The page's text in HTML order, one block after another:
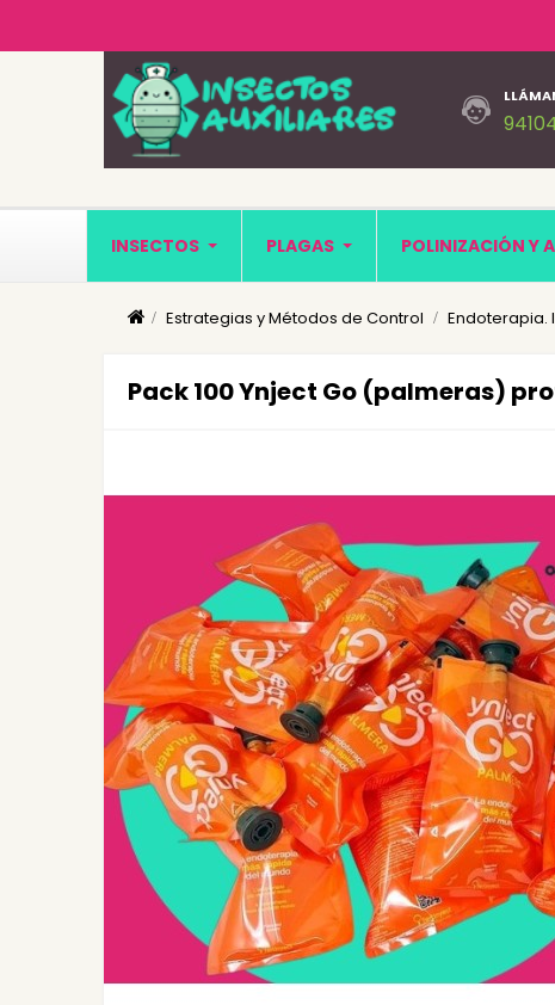
INSECTOS PLAGAS POLINIZACIÓN Y
Estrategias y Métodos de Control Endoterapia.
Pack 100 Ynject Go (palmeras)